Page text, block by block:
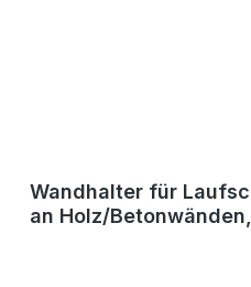
Wandhalter für
an Holz/